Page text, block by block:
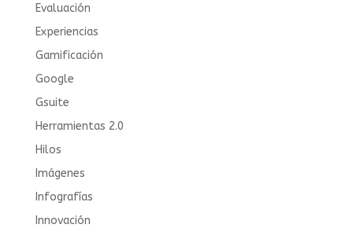
Evaluación
Experiencias
Gamificación
Google
Gsuite
Herramientas 2.0
Hilos
Imágenes
Infografías
Innovación